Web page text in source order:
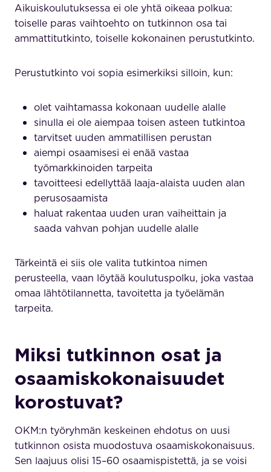
Aikuiskoulutuksessa ei ole yhtä oikeaa polkua:
toiselle paras vaihtoehto on tutkinnon osa tai
ammattitutkinto, toiselle kokonainen perustutkinto.
Perustutkinto voi sopia esimerkiksi silloin, kun:
olet vaihtamassa kokonaan uudelle alalle
sinulla ei ole aiempaa toisen asteen tutkintoa
tarvitset uuden ammatillisen perustan
aiempi osaamisesi ei enää vastaa
työmarkkinoiden tarpeita
tavoitteesi edellyttää laaja-alaista uuden alan
perusosaamista
haluat rakentaa uuden uran vaiheittain ja
saada vahvan pohjan uudelle alalle
Tärkeintä ei siis ole valita tutkintoa nimen
perusteella, vaan löytää koulutuspolku, joka vastaa
omaa lähtötilannetta, tavoitetta ja työelämän
tarpeita.
Miksi tutkinnon osat ja
osaamiskokonaisuudet
korostuvat?
OKM:n työryhmän keskeinen ehdotus on uusi
tutkinnon osista muodostuva osaamiskokonaisuus.
Sen laajuus olisi 15–60 osaamispistettä, ja se voisi